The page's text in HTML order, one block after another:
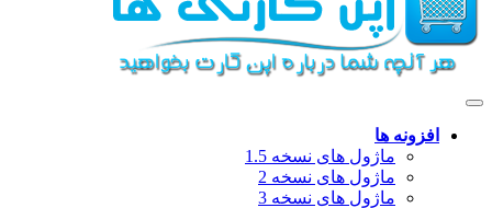
افزونه ها
ماژول های نسخه 1.5
ماژول های نسخه 2
ماژول های نسخه 3